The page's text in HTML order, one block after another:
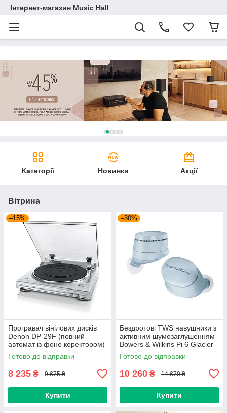
Інтернет-магазин Music Hall
Категорії Новинки Акції
Вітрина
–15%
Програвач вінілових дисків
Denon DP-29F (повний
автомат із фоно коректором)
Silver (art.234587)
Готово до відправки
8 235 ₴ 9 675 ₴
Купити
–30%
Бездротові TWS навушники з
активним шумозаглушенням
Bowers & Wilkins Pi 6 Glacier
Blue (art.245824)
Готово до відправки
10 260 ₴ 14 670 ₴
Купити